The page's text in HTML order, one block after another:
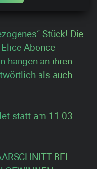
Stück! Die
Abonce
hängen an ihren
als auch
statt am 11.03.
BEI